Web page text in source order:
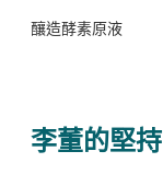
釀造酵素原液
李董的堅持